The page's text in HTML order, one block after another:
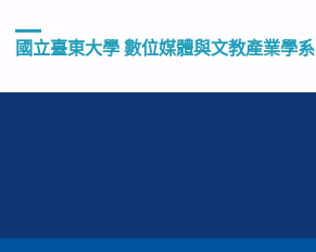
國立臺東大學 數位媒體與文教產業學系